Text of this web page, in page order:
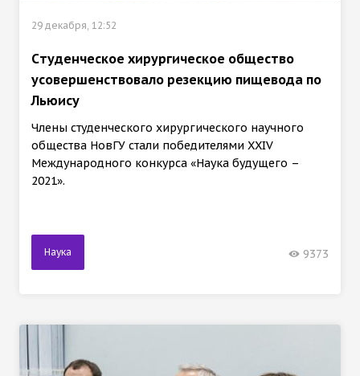
29 декабря, 12:52
Cтуденческое хирургическое общество
усовершенствовало резекцию пищевода по
Льюису
Члены студенческого хирургического научного
общества НовГУ стали победителями XXIV
Международного конкурса «Наука будущего –
2021».
Наука 9373